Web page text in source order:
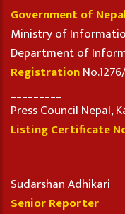
Government of
Ministry of
Department of
Registration
Press Council Nepal,
Listing Certificate
Sudarshan Adhikari
Senior Reporter